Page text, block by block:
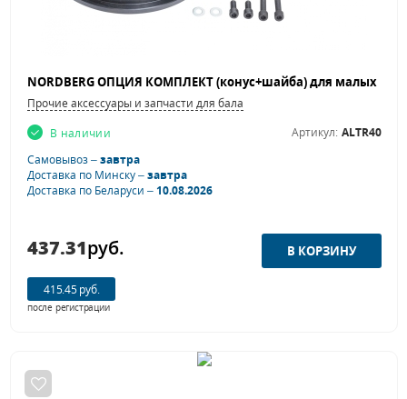
Прочие аксессуары и запчасти для балансировочных станков
В наличии
Артикул: ALTR40
Самовывоз –завтра
Доставка по Минску –завтра
Доставка по Беларуси –10.08.2026
437.31руб.
415.45 руб.
после регистрации